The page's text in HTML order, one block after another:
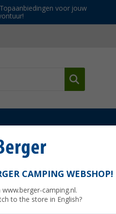
Topaanbiedingen voor jouw
onderhoud
Teroson WX 215
voor
CAMPING WEBSHOP!
camping.nl.
to the store in English?